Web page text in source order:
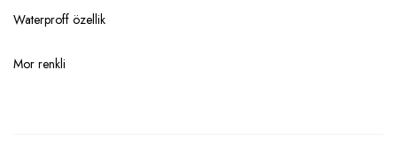
Waterproff özellik
Mor renkli